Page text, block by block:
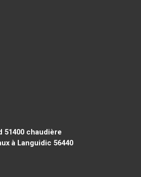
51400 chaudière
à Languidic 56440